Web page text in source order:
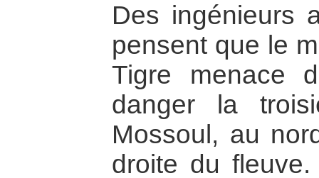
Des ingénieurs
pensent que le
Tigre menace
danger la
Mossoul, au
droite du